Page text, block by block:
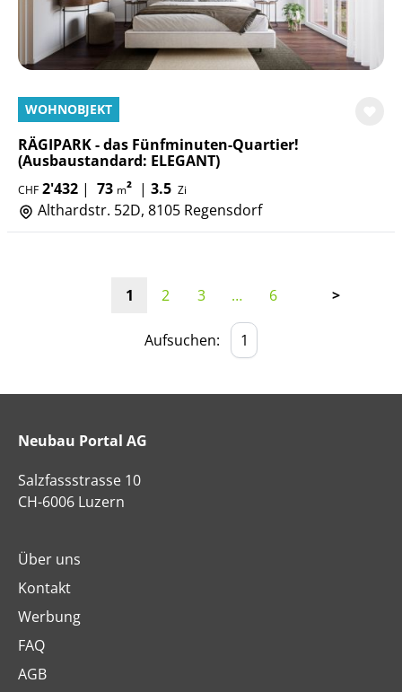
WOHNOBJEKT
RÄGIPARK - das Fünfminuten-Quartier!
(Ausbaustandard: ELEGANT)
CHF 2'432 | 73 m² | 3.5 Zi
Althardstr. 52D, 8105 Regensdorf
1 2 3 … 6 >
Aufsuchen:
Neubau Portal AG
Salzfassstrasse 10
CH-6006 Luzern
Über uns
Kontakt
Werbung
FAQ
AGB